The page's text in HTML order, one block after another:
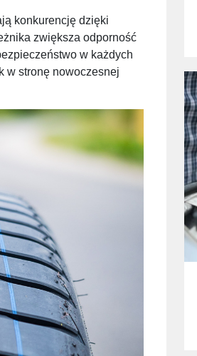
konkurencję dzięki
zwiększa odporność
w każdych
w stronę nowoczesnej